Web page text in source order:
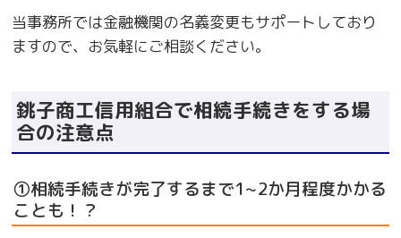
当事務所では金融機関の名義変更もサポートしており
ますので、お気軽にご相談ください。
銚子商工信用組合で相続手続きをする場
合の注意点
①相続手続きが完了するまで1~2か月程度かかる
ことも！？